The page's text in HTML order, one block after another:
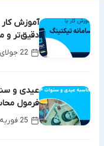
آموزش کار
دقیق‌تر و
22 جولای 2026
فرمول
25 فوریه 2026